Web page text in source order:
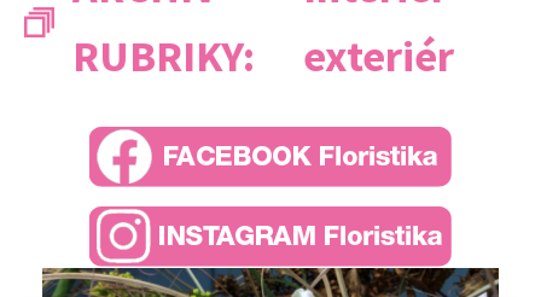
RUBRIKY:
exteriér